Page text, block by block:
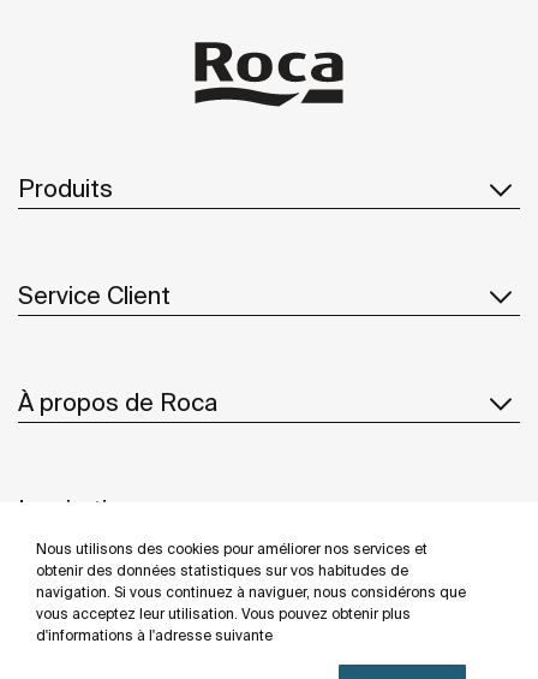
Nous utilisons des cookies pour améliorer nos services et
obtenir des données statistiques sur vos habitudes de
navigation. Si vous continuez à naviguer, nous considérons que
vous acceptez leur utilisation. Vous pouvez obtenir plus
d'informations à l'adresse suivante
Produits
Service Client
À propos de Roca
Inspiration
Suivez-nous